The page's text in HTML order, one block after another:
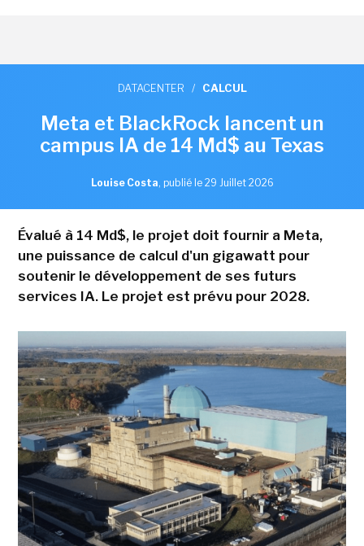
DATACENTER / CALCUL
Meta et BlackRock lancent un
campus IA de 14 Md$ au Texas
Louise Costa, publié le 29 Juillet 2026
Évalué à 14 Md$, le projet doit fournir a Meta,
une puissance de calcul d'un gigawatt pour
soutenir le développement de ses futurs
services IA. Le projet est prévu pour 2028.